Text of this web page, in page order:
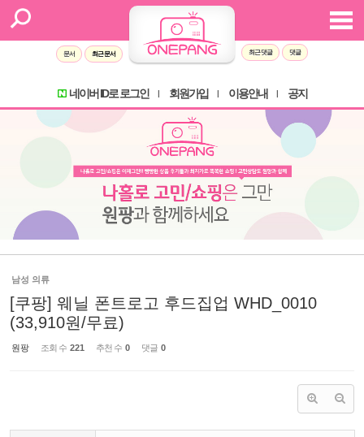
문서 최근 문서 최근 댓글 댓글
네이버 ID로 로그인 회원가입 이용안내 공지
남성 의류
[쿠팡] 웨닐 폰트로고 후드집업 WHD_0010
(33,910원/무료)
원팡 조회 수 221 추천 수 0 댓글 0